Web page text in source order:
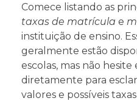
Comece listando as
taxas de matrícula e
instituição de ensino.
geralmente estão
escolas, mas não
diretamente para
valores e possíveis